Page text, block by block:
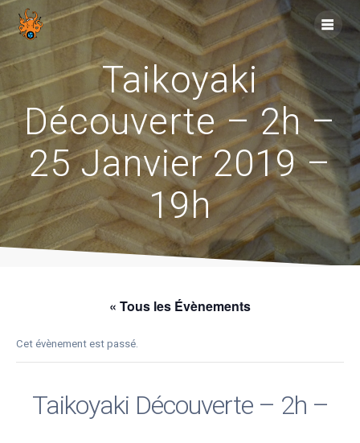
Skip
to
content
Taikoyaki
Découverte – 2h –
25 Janvier 2019 –
19h
« Tous les Évènements
Cet évènement est passé.
Taikoyaki Découverte – 2h –